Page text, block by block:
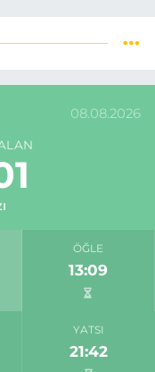
08.08.2026
ÖĞLE
13:09
YATSI
21:42